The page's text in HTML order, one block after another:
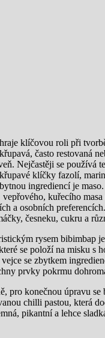
klíčovou roli při
často restovaná
Nejčastěji se používá
klíčky fazolí,
ingrediencí je
kuřecího
a osobních
česneku, cukru a
rysem bibimbap
se položí na misku s
vejce se zbytkem
prvky pokrmu
pro konečnou úpravu
chilli pastou, která
pikantní a lehce